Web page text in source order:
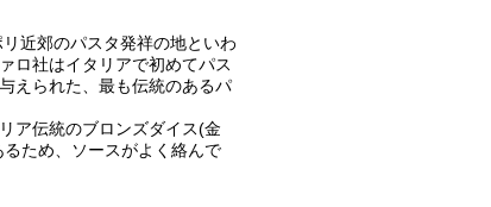
近郊のパスタ発祥の地といわ
ロ社はイタリアで初めてパス
えられた、最も伝統のあるパ
ア伝統のブロンズダイス(金
ため、ソースがよく絡んで